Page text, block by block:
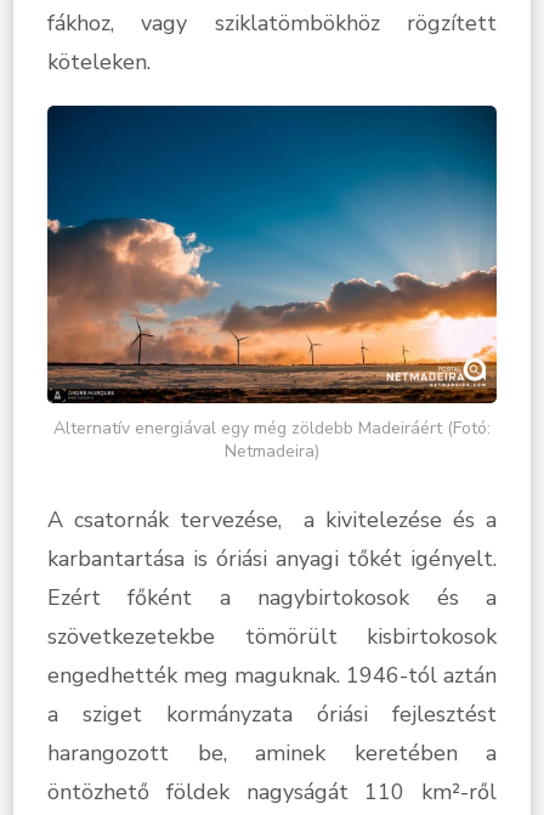
fákhoz, vagy sziklatömbökhöz rögzített
köteleken.
Alternatív energiával egy még zöldebb Madeiráért (Fotó:
Netmadeira)
A csatornák tervezése, a kivitelezése és a
karbantartása is óriási anyagi tőkét igényelt.
Ezért főként a nagybirtokosok és a
szövetkezetekbe tömörült kisbirtokosok
engedhették meg maguknak. 1946-tól aztán
a sziget kormányzata óriási fejlesztést
harangozott be, aminek keretében a
öntözhető földek nagyságát 110 km²-ről